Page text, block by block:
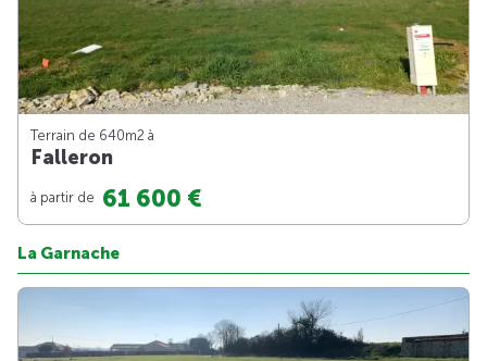
Terrain de 640m2 à
Falleron
à partir de 61 600 €
La Garnache